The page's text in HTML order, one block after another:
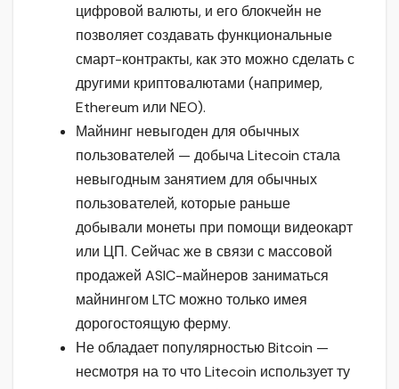
цифровой валюты, и его блокчейн не
позволяет создавать функциональные
смарт-контракты, как это можно сделать с
другими криптовалютами (например,
Ethereum или NEO).
Майнинг невыгоден для обычных
пользователей — добыча Litecoin стала
невыгодным занятием для обычных
пользователей, которые раньше
добывали монеты при помощи видеокарт
или ЦП. Сейчас же в связи с массовой
продажей ASIC-майнеров заниматься
майнингом LTC можно только имея
дорогостоящую ферму.
Не обладает популярностью Bitcoin —
несмотря на то что Litecoin использует ту